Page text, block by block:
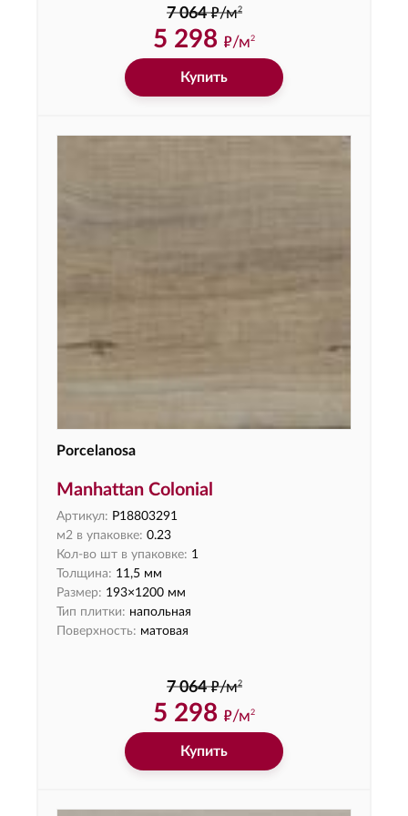
7 064 ф/м2
5 298 ф/м2
Купить
Porcelanosa
Manhattan Colonial
Артикул: P18803291
м2 в упаковке: 0.23
Кол-во шт в упаковке: 1
Толщина: 11,5 мм
Размер: 193×1200 мм
Тип плитки: напольная
Поверхность: матовая
7 064 ф/м2
5 298 ф/м2
Купить